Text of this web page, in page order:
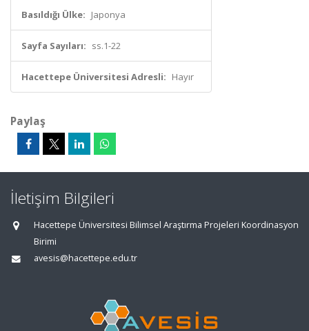
Basıldığı Ülke: Japonya
Sayfa Sayıları: ss.1-22
Hacettepe Üniversitesi Adresli: Hayır
Paylaş
İletişim Bilgileri
Hacettepe Üniversitesi Bilimsel Araştırma Projeleri Koordinasyon
Birimi
avesis@hacettepe.edu.tr